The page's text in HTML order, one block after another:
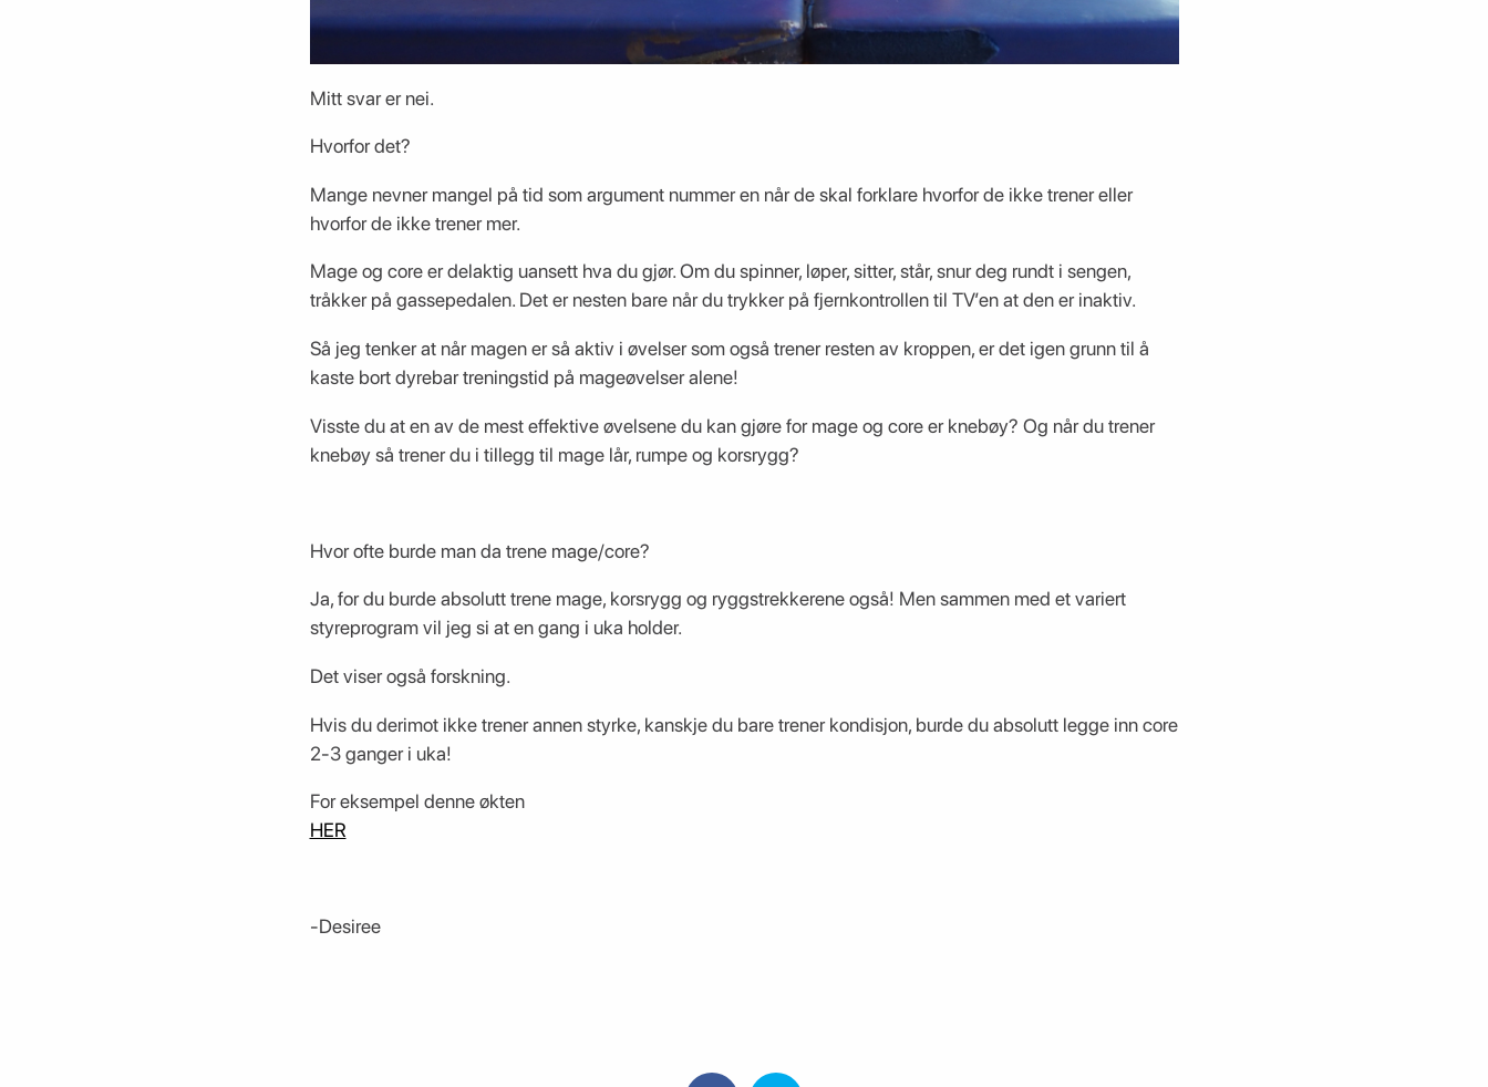
Mitt svar er nei.
Hvorfor det?
Mange nevner mangel på tid som argument nummer en når de skal forklare hvorfor de ikke trener eller
hvorfor de ikke trener mer.
Mage og core er delaktig uansett hva du gjør. Om du spinner, løper, sitter, står, snur deg rundt i sengen,
tråkker på gassepedalen. Det er nesten bare når du trykker på fjernkontrollen til TV’en at den er inaktiv.
Så jeg tenker at når magen er så aktiv i øvelser som også trener resten av kroppen, er det igen grunn til å
kaste bort dyrebar treningstid på mageøvelser alene!
Visste du at en av de mest effektive øvelsene du kan gjøre for mage og core er knebøy? Og når du trener
knebøy så trener du i tillegg til mage lår, rumpe og korsrygg?
Hvor ofte burde man da trene mage/core?
Ja, for du burde absolutt trene mage, korsrygg og ryggstrekkerene også! Men sammen med et variert
styreprogram vil jeg si at en gang i uka holder.
Det viser også forskning.
Hvis du derimot ikke trener annen styrke, kanskje du bare trener kondisjon, burde du absolutt legge inn core
2-3 ganger i uka!
For eksempel denne økten
HER
-Desiree